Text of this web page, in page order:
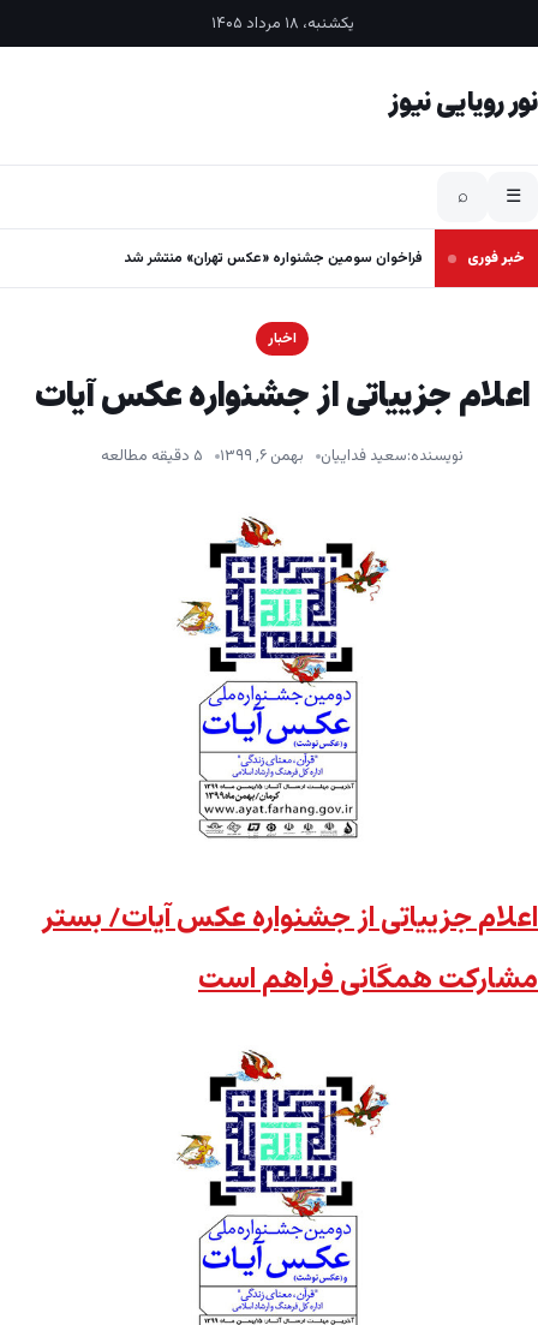
یکشنبه، ۱۸ مرداد ۱۴۰۵
نور رویایی نیوز
☰
⌕
خبر فوری فراخوان سومین جشنواره «عکس تهران» منتشر شد
اخبار
اعلام جزییاتی از جشنواره عکس آیات
نویسنده:سعید فداییان بهمن ۶, ۱۳۹۹ ۵ دقیقه مطالعه
اعلام جزییاتی از جشنواره عکس آیات/ بستر
مشارکت همگانی فراهم است